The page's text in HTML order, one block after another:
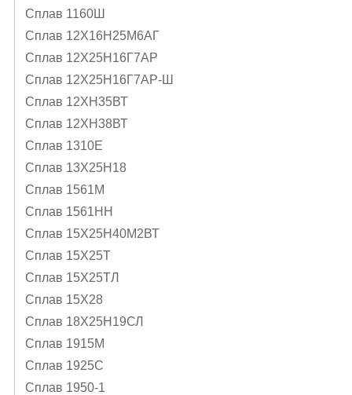
Сплав 1160Ш
Сплав 12Х16Н25М6АГ
Сплав 12Х25Н16Г7АР
Сплав 12Х25Н16Г7АР-Ш
Сплав 12ХН35ВТ
Сплав 12ХН38ВТ
Сплав 1310Е
Сплав 13Х25Н18
Сплав 1561М
Сплав 1561НН
Сплав 15Х25Н40М2ВТ
Сплав 15Х25Т
Сплав 15Х25ТЛ
Сплав 15Х28
Сплав 18Х25Н19СЛ
Сплав 1915М
Сплав 1925С
Сплав 1950-1